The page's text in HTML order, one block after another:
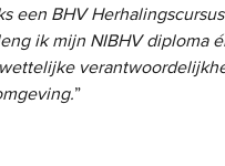
een BHV
ik mijn NIBHV diploma
”